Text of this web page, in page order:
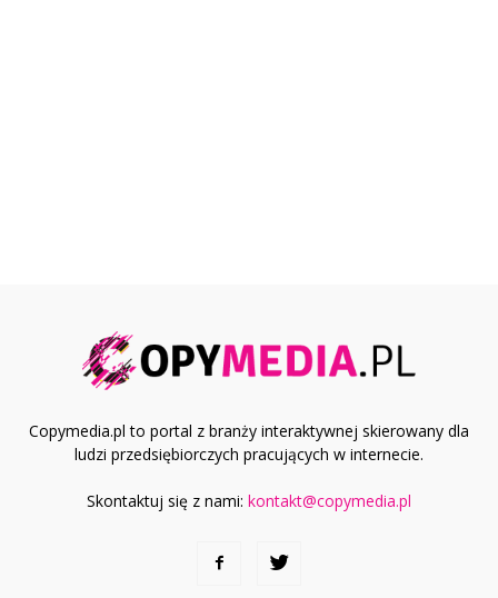
Copymedia.pl to portal z branży interaktywnej skierowany dla
ludzi przedsiębiorczych pracujących w internecie.
Skontaktuj się z nami: kontakt@copymedia.pl